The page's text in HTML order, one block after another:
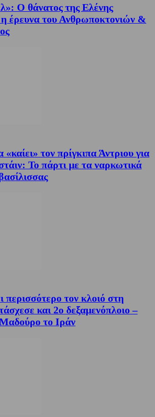
Ο θάνατος της Ελένης
έρευνα του Ανθρωποκτονιών &
τον πρίγκιπα Άντριου για
Το πάρτι με τα ναρκωτικά
περισσότερο τον κλοιό στη
και 2ο δεξαμενόπλοιο –
το Ιράν